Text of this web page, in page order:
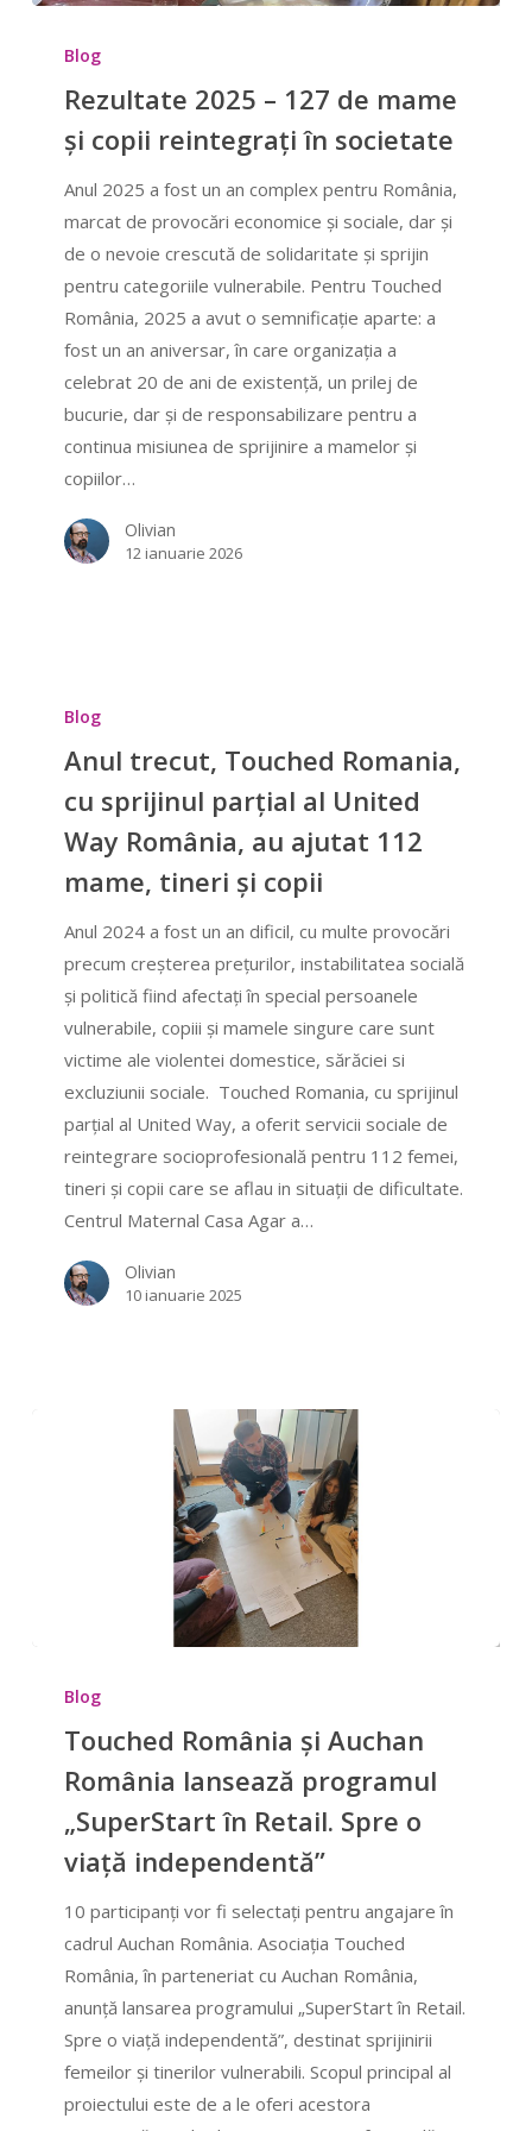
2025
mame
copii
reintegrați
societate
Blog
Rezultate 2025 – 127 de mame
și copii reintegrați în societate
Anul 2025 a fost un an complex pentru România,
marcat de provocări economice și sociale, dar și
de o nevoie crescută de solidaritate și sprijin
pentru categoriile vulnerabile. Pentru Touched
România, 2025 a avut o semnificație aparte: a
fost un an aniversar, în care organizația a
celebrat 20 de ani de existență, un prilej de
bucurie, dar și de responsabilizare pentru a
continua misiunea de sprijinire a mamelor și
copiilor…
Olivian
12 ianuarie 2026
trecut,
Touched
Romania,
sprijinul
parțial
United
Way
România,
ajutat
mame,
tineri
copii
Blog
Anul trecut, Touched Romania,
cu sprijinul parțial al United
Way România, au ajutat 112
mame, tineri și copii
Anul 2024 a fost un an dificil, cu multe provocări
precum creșterea prețurilor, instabilitatea socială
și politică fiind afectați în special persoanele
vulnerabile, copiii și mamele singure care sunt
victime ale violentei domestice, sărăciei si
excluziunii sociale. Touched Romania, cu sprijinul
parțial al United Way, a oferit servicii sociale de
reintegrare socioprofesională pentru 112 femei,
tineri și copii care se aflau in situații de dificultate.
Centrul Maternal Casa Agar a…
Olivian
10 ianuarie 2025
România
Auchan
România
lansează
programul
Retail.
Spre
viață
independentă”
Blog
Touched România și Auchan
România lansează programul
„SuperStart în Retail. Spre o
viață independentă”
10 participanți vor fi selectați pentru angajare în
cadrul Auchan România. Asociația Touched
România, în parteneriat cu Auchan România,
anunță lansarea programului „SuperStart în Retail.
Spre o viață independentă”, destinat sprijinirii
femeilor și tinerilor vulnerabili. Scopul principal al
proiectului este de a le oferi acestora